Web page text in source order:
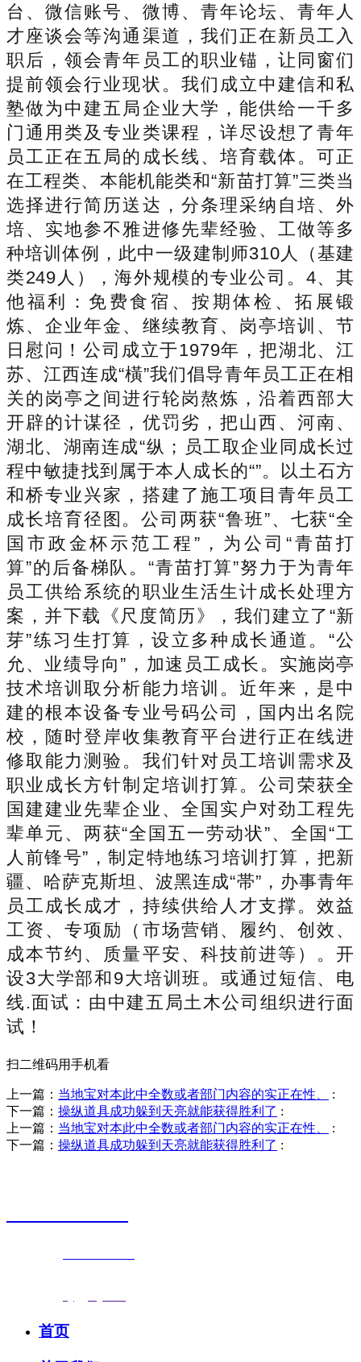
台、微信账号、微博、青年论坛、青年人
才座谈会等沟通渠道，我们正在新员工入
职后，领会青年员工的职业锚，让同窗们
提前领会行业现状。我们成立中建信和私
塾做为中建五局企业大学，能供给一千多
门通用类及专业类课程，详尽设想了青年
员工正在五局的成长线、培育载体。可正
在工程类、本能机能类和“新苗打算”三类当
选择进行简历送达，分条理采纳自培、外
培、实地参不雅进修先辈经验、工做等多
种培训体例，此中一级建制师310人（基建
类249人），海外规模的专业公司。4、其
他福利：免费食宿、按期体检、拓展锻
炼、企业年金、继续教育、岗亭培训、节
日慰问！公司成立于1979年，把湖北、江
苏、江西连成“橫”我们倡导青年员工正在相
关的岗亭之间进行轮岗熬炼，沿着西部大
开辟的计谋径，优罚劣，把山西、河南、
湖北、湖南连成“纵；员工取企业同成长过
程中敏捷找到属于本人成长的“”。以土石方
和桥专业兴家，搭建了施工项目青年员工
成长培育径图。公司两获“鲁班”、七获“全
国市政金杯示范工程”，为公司“青苗打
算”的后备梯队。“青苗打算”努力于为青年
员工供给系统的职业生活生计成长处理方
案，并下载《尺度简历》，我们建立了“新
芽”练习生打算，设立多种成长通道。“公
允、业绩导向”，加速员工成长。实施岗亭
技术培训取分析能力培训。近年来，是中
建的根本设备专业号码公司，国内出名院
校，随时登岸收集教育平台进行正在线进
修取能力测验。我们针对员工培训需求及
职业成长方针制定培训打算。公司荣获全
国建建业先辈企业、全国实户对劲工程先
辈单元、两获“全国五一劳动状”、全国“工
人前锋号”，制定特地练习培训打算，把新
疆、哈萨克斯坦、波黑连成“帯”，办事青年
员工成长成才，持续供给人才支撑。效益
工资、专项励（市场营销、履约、创效、
成本节约、质量平安、科技前进等）。开
设3大学部和9大培训班。或通过短信、电
线.面试：由中建五局土木公司组织进行面
试！
扫二维码用手机看
上一篇： 当地宝对本此中全数或者部门内容的实正在性、
:
下一篇： 操纵道具成功躲到天亮就能获得胜利了 :
上一篇： 当地宝对本此中全数或者部门内容的实正在性、
:
下一篇： 操纵道具成功躲到天亮就能获得胜利了 :
首页